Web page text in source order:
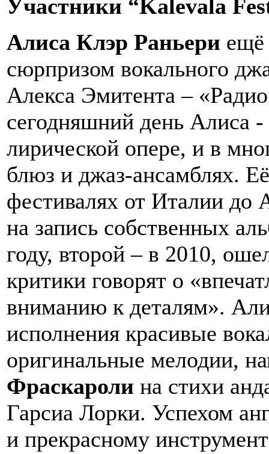
Участники “Kalevala
Алиса Клэр Раньери ещё
сюрпризом вокального
Алекса Эмитента –
сегодняшний день Алиса
лирической опере, и в
блюз и джаз-ансамблях.
фестивалях от Италии
на запись собственных
году, второй – в 2010,
критики говорят о
вниманию к деталям».
исполнения красивые
оригинальные мелодии,
Фраскароли на стихи
Гарсиа Лорки. Успехом
и прекрасному